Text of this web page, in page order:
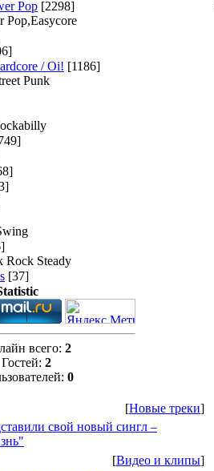
Pop [2298]
Pop,Easycore
/ Oi! [1186]
Punk
Rock Steady
[37]
всего: 2
Гостей: 2
0
[Новые треки]
свой новый сингл –
[Видео и клипы]